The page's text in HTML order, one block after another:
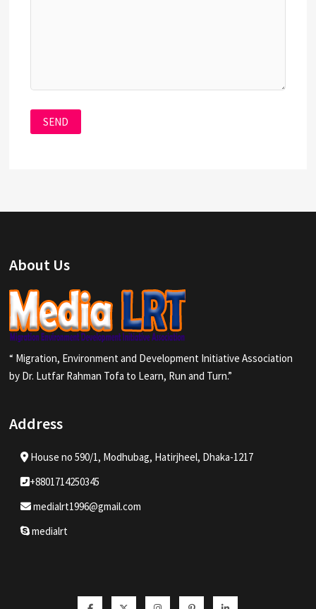
About Us
“ Migration, Environment and Development Initiative Association
by Dr. Lutfar Rahman Tofa to Learn, Run and Turn.”
Address
House no 590/1, Modhubag, Hatirjheel, Dhaka-1217
+8801714250345
medialrt1996@gmail.com
medialrt